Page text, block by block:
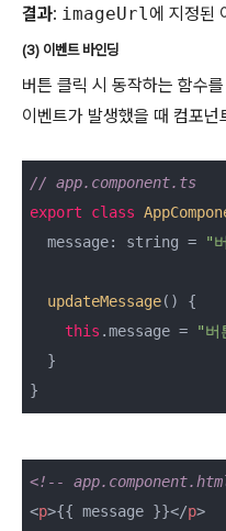
결과: imageUrl에 지정된
(3) 이벤트 바인딩
버튼 클릭 시 동작하는 함수
이벤트가 발생했을 때 컴포
// app.component.ts
export
class
  message: string =
"
updateMessage() {
this .message = "버
  }
}
<!--
<p>{{ message }}</p>